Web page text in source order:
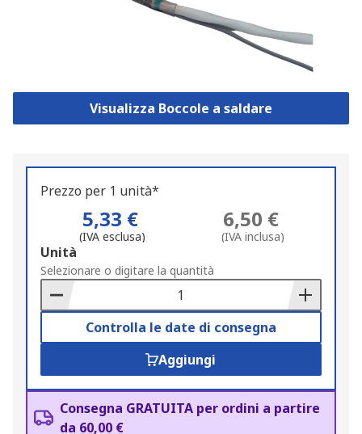
Visualizza Boccole a saldare
Prezzo per 1 unità*
5,33 €
(IVA esclusa)
6,50 €
(IVA inclusa)
Add
to
Basket
Unità
Selezionare o digitare la quantità
Controlla le date di consegna
Aggiungi
Consegna GRATUITA per ordini a partire
da 60,00 €